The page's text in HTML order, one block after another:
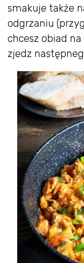
smakuje także
odgrzaniu
chcesz obiad
zjedz